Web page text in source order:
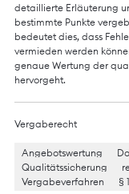
detaillierte Erläuterung
bestimmte Punkte
bedeutet dies, dass
vermieden werden
genaue Wertung der
hervorgeht.
Vergaberecht
Angebotswertung
Qualitätssicherung
Vergabeverfahren
§